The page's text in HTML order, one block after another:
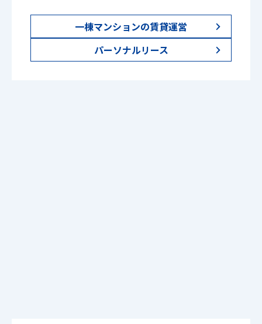
一棟マンションの賃貸運営
パーソナルリース